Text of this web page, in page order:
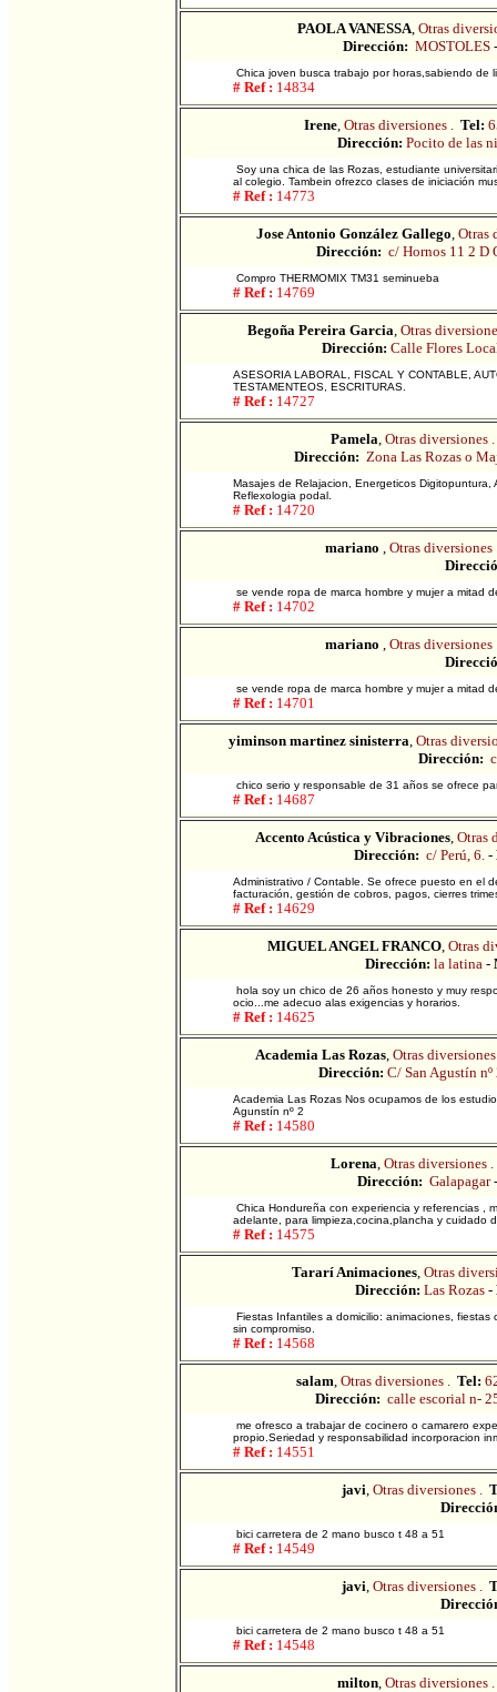
PAOLA VANESSA, Otras
Dirección: MOSTOLES
Chica joven busca trabajo por horas,sabiendo de
# Ref : 14834
Irene, Otras diversiones . Tel:
Dirección: Pocito de las
Soy una chica de las Rozas, estudiante
al colegio. Tambein ofrezco clases de iniciación
# Ref : 14773
Jose Antonio González Gallego, Otras
Dirección: c/ Hornos 11 2 D
Compro THERMOMIX TM31 seminueba
# Ref : 14769
Begoña Pereira Garcia, Otras
Dirección: Calle Flores
ASESORIA LABORAL, FISCAL Y CONTABLE,
TESTAMENTEOS, ESCRITURAS.
# Ref : 14727
Pamela, Otras diversiones .
Dirección: Zona Las Rozas o
Masajes de Relajacion, Energeticos
Reflexologia podal.
# Ref : 14720
mariano , Otras diversiones
se vende ropa de marca hombre y mujer a mitad
# Ref : 14702
mariano , Otras diversiones
se vende ropa de marca hombre y mujer a mitad
# Ref : 14701
yiminson martinez sinisterra, Otras
Dirección:
chico serio y responsable de 31 años se ofrece
# Ref : 14687
Accento Acústica y Vibraciones, Otras
Dirección: c/ Perú, 6. -
Administrativo / Contable. Se ofrece puesto en el
facturación, gestión de cobros, pagos, cierres
# Ref : 14629
MIGUEL ANGEL FRANCO, Otras
Dirección: la latina -
hola soy un chico de 26 años honesto y muy
ocio...me adecuo alas exigencias y horarios.
# Ref : 14625
Academia Las Rozas, Otras
Dirección: C/ San Agustín nº
Academia Las Rozas Nos ocupamos de los
Agunstín nº 2
# Ref : 14580
Lorena, Otras diversiones .
Dirección: Galapagar
Chica Hondureña con experiencia y referencias ,
adelante, para limpieza,cocina,plancha y cuidado
# Ref : 14575
Tararí Animaciones, Otras
Dirección: Las Rozas -
Fiestas Infantiles a domicilio: animaciones,
sin compromiso.
# Ref : 14568
salam, Otras diversiones . Tel:
Dirección: calle escorial n-
me ofresco a trabajar de cocinero o camarero
propio.Seriedad y responsabilidad incorporacion
# Ref : 14551
javi, Otras diversiones .
bici carretera de 2 mano busco t 48 a 51
# Ref : 14549
javi, Otras diversiones .
bici carretera de 2 mano busco t 48 a 51
# Ref : 14548
milton, Otras diversiones .